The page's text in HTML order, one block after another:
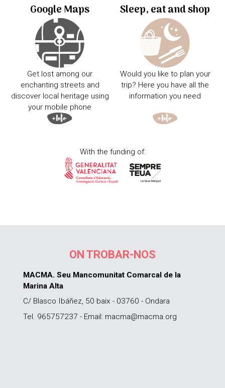
Google Maps
Get lost among our
enchanting streets and
discover local heritage using
your mobile phone
Sleep, eat and shop
Would you like to plan your
trip? Here you have all the
information you need
With the funding of:
ON TROBAR-NOS
MACMA. Seu Mancomunitat Comarcal de la
Marina Alta
C/ Blasco Ibáñez, 50 baix - 03760 - Ondara
Tel. 965757237 - Email: macma@macma.org